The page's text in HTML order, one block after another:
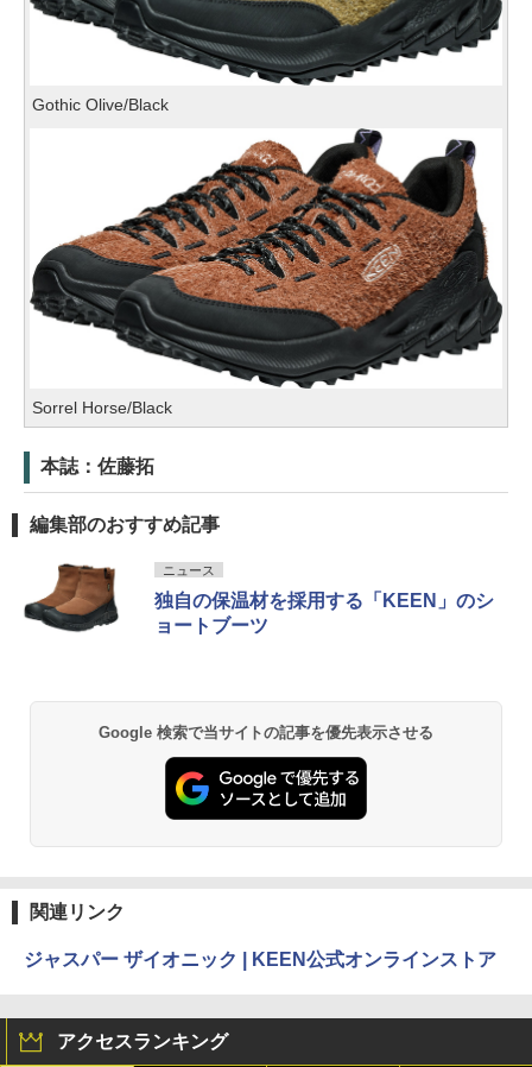
Gothic Olive/Black
Sorrel Horse/Black
本誌：佐藤拓
編集部のおすすめ記事
ニュース
独自の保温材を採用する「KEEN」のシ
ョートブーツ
Google 検索で当サイトの記事を優先表示させる
関連リンク
ジャスパー ザイオニック | KEEN公式オンラインストア
アクセスランキング